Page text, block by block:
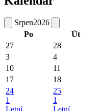
Srpen2026
Po
Út
27
28
3
4
10
11
17
18
24
1
25
1